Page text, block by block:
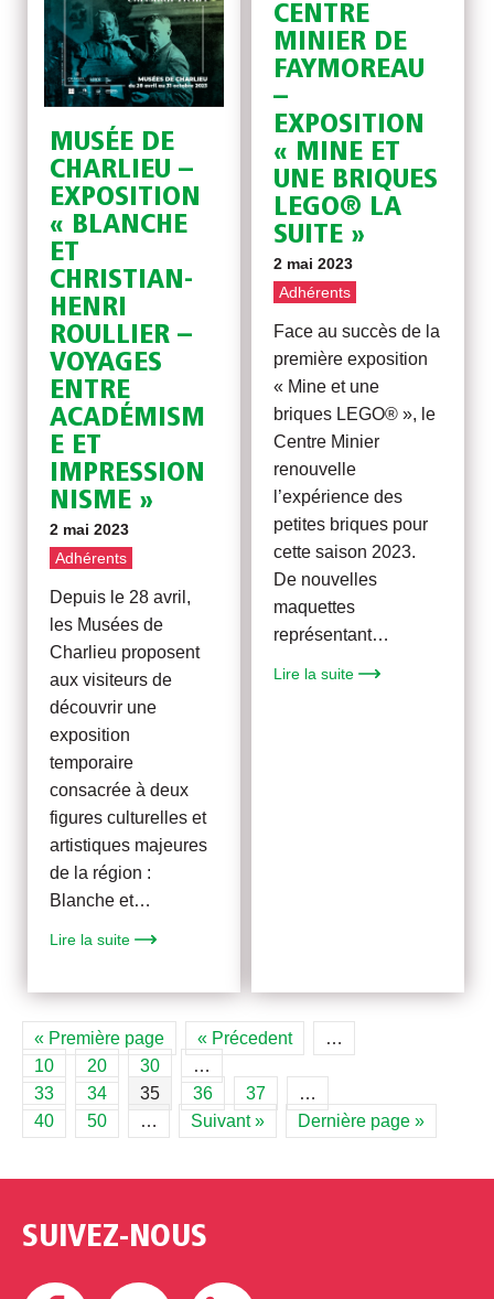
MUSÉE DE
CHARLIEU –
EXPOSITION
« BLANCHE
ET
CHRISTIAN-
HENRI
ROULLIER –
VOYAGES
ENTRE
ACADÉMISM
E ET
IMPRESSION
NISME »
2 mai 2023
Adhérents
Depuis le 28 avril,
les Musées de
Charlieu proposent
aux visiteurs de
découvrir une
exposition
temporaire
consacrée à deux
figures culturelles et
artistiques majeures
de la région :
Blanche et…
Lire la suite
CENTRE
MINIER DE
FAYMOREAU
–
EXPOSITION
« MINE ET
UNE BRIQUES
LEGO® LA
SUITE »
2 mai 2023
Adhérents
Face au succès de la
première exposition
« Mine et une
briques LEGO® », le
Centre Minier
renouvelle
l’expérience des
petites briques pour
cette saison 2023.
De nouvelles
maquettes
représentant…
Lire la suite
« Première page « Précedent
…
10
20 30
…
33
34 35 36 37
…
40
50 … Suivant » Dernière page »
SUIVEZ-NOUS
Facebook Twitter